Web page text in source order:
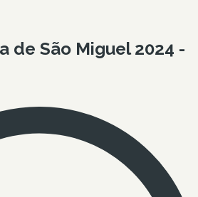
de São Miguel 2024 -